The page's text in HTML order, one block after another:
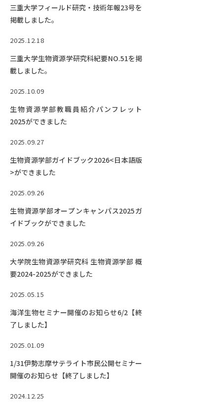
交通案内
CAMPUS LIFE
パンフレット
生物資源学研究科紀要
三重大学フィールド研究・技術年報23号を
掲載しました。
2025.12.18
三重大学生物資源学研究科紀要NO.51を掲
載しました。
2025.10.09
生物資源学部教職員紹介パンフレット
2025ができました
2025.09.27
生物資源学部ガイドブック2026<日本語版
>ができました
2025.09.26
生物資源学部オープンキャンパス2025ガ
イドブックができました
2025.09.26
大学院生物資源学研究科 生物資源学部 概
要2024-2025ができました
2025.05.15
海洋生物セミナー開催のお知らせ6/2【終
了しました】
2025.01.09
1/31伊勢志摩サテライト市民公開セミナー
開催のお知らせ【終了しました】
2024.12.25